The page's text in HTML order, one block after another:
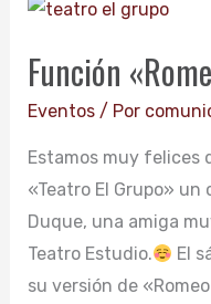
Función
Eventos/ Por
Estamos muy felices
«Teatro El Grupo»
Duque, una amiga
Teatro Estudio.
El
su versión de
Función
y
Julieta»